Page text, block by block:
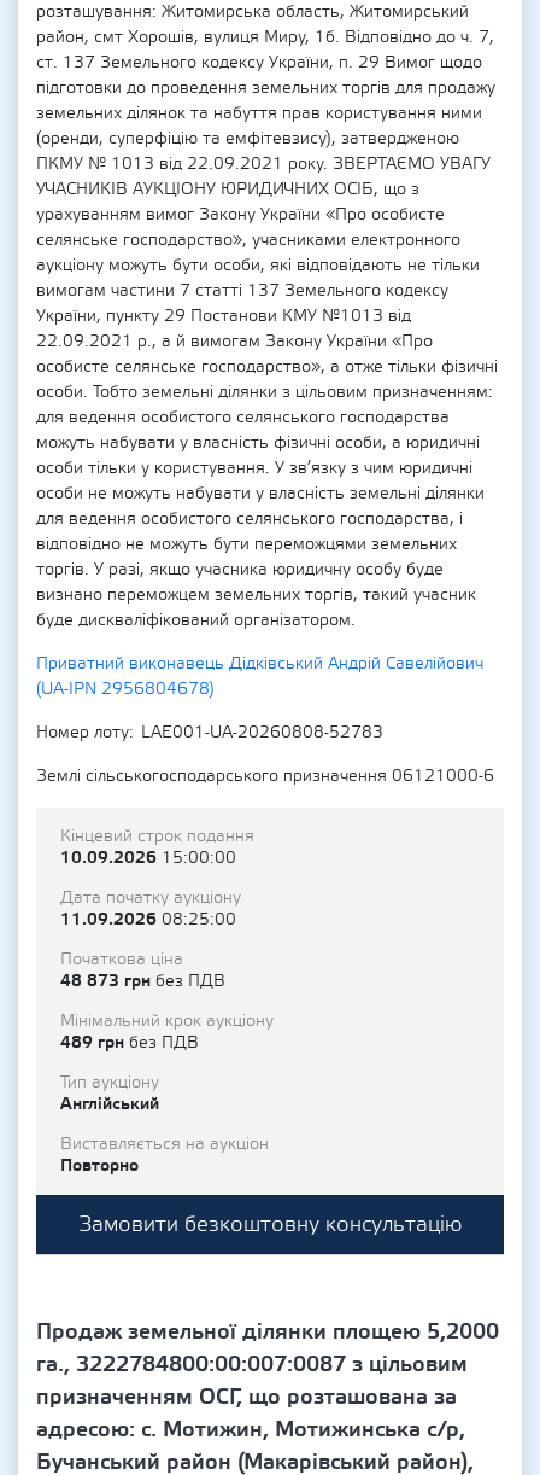
розташування: Житомирська область, Житомирський
район, смт Хорошів, вулиця Миру, 1б. Відповідно до ч. 7,
ст. 137 Земельного кодексу України, п. 29 Вимог щодо
підготовки до проведення земельних торгів для продажу
земельних ділянок та набуття прав користування ними
(оренди, суперфіцію та емфітевзису), затвердженою
ПКМУ № 1013 від 22.09.2021 року. ЗВЕРТАЄМО УВАГУ
УЧАСНИКІВ АУКЦІОНУ ЮРИДИЧНИХ ОСІБ, що з
урахуванням вимог Закону України «Про особисте
селянське господарство», учасниками електронного
аукціону можуть бути особи, які відповідають не тільки
вимогам частини 7 статті 137 Земельного кодексу
України, пункту 29 Постанови КМУ №1013 від
22.09.2021 р., а й вимогам Закону України «Про
особисте селянське господарство», а отже тільки фізичні
особи. Тобто земельні ділянки з цільовим призначенням:
для ведення особистого селянського господарства
можуть набувати у власність фізичні особи, а юридичні
особи тільки у користування. У зв’язку з чим юридичні
особи не можуть набувати у власність земельні ділянки
для ведення особистого селянського господарства, і
відповідно не можуть бути переможцями земельних
торгів. У разі, якщо учасника юридичну особу буде
визнано переможцем земельних торгів, такий учасник
буде дискваліфікований організатором.
Приватний виконавець Дідківський Андрій Савелійович
(UA-IPN 2956804678)
Номер лоту
LAE001-UA-20260808-52783
Землі сільськогосподарського призначення 06121000-6
Кінцевий строк подання
10.09.2026 15:00:00
Дата початку аукціону
11.09.2026 08:25:00
Початкова ціна
48 873 грн без ПДВ
Мінімальний крок аукціону
489 грн без ПДВ
Тип аукціону
Англійський
Виставляється на аукціон
Повторно
Замовити безкоштовну консультацію
Продаж земельної ділянки площею 5,2000
га., 3222784800:00:007:0087 з цільовим
призначенням ОСГ, що розташована за
адресою: с. Мотижин, Мотижинська с/р,
Бучанський район (Макарівський район),